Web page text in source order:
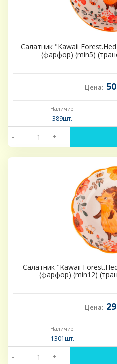
Салатник "Kawaii
(фарфор) (min5)
Цена:
Наличие:
389шт.
- +
Салатник "Kawaii
(фарфор) (min12)
Цена:
Наличие:
1301шт.
- +